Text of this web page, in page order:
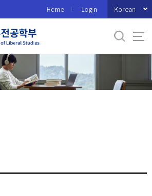
Home Login Korean